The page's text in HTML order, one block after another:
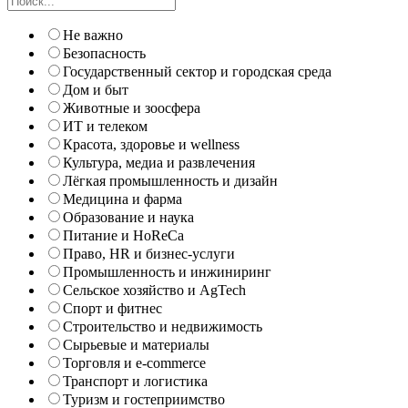
Не важно
Безопасность
Государственный сектор и городская среда
Дом и быт
Животные и зоосфера
ИТ и телеком
Красота, здоровье и wellness
Культура, медиа и развлечения
Лёгкая промышленность и дизайн
Медицина и фарма
Образование и наука
Питание и HoReCa
Право, HR и бизнес-услуги
Промышленность и инжиниринг
Сельское хозяйство и AgTech
Спорт и фитнес
Строительство и недвижимость
Сырьевые и материалы
Торговля и e-commerce
Транспорт и логистика
Туризм и гостеприимство